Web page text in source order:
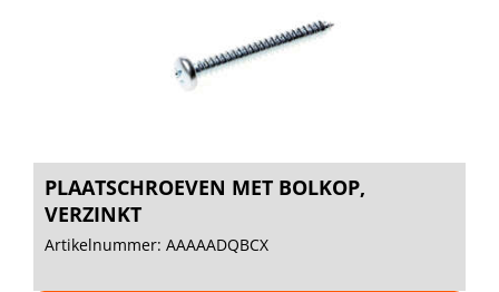
PLAATSCHROEVEN MET BOLKOP,
VERZINKT
Artikelnummer: AAAAADQBCX